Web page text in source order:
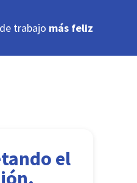
trabajo más feliz
el